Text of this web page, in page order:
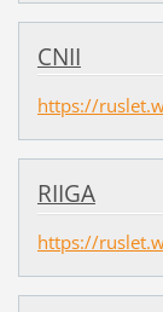
CNII
https://
RIIGA
https://